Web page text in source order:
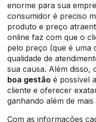
enorme para sua
consumidor é preciso
produto e preço
online faz com que o
pelo preço (que é uma
qualidade de
sua causa. Além disso,
boa gestão é possível
cliente e oferecer
ganhando além de
Com as informações